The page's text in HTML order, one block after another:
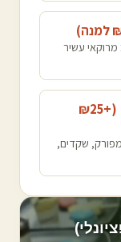
למנה)
עשיר
(+₪
25
שקדים,